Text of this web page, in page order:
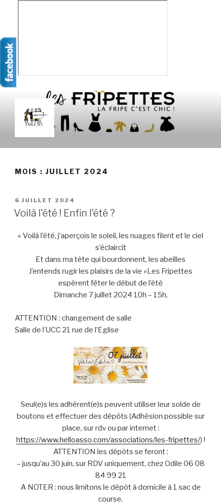
contenu
LES FRIPETTES
MOIS : JUILLET 2024
PUBLIÉ
LE
6 JUILLET 2024
Voilà l’été ! Enfin l’été ?
« Voilà l’été, j’aperçois le soleil, les nuages filent et le ciel
s’éclaircit
Et dans ma tête qui bourdonnent, les abeilles
J’entends rugir les plaisirs de la vie »Les Fripettes
espèrent fêter le début de l’été
Dimanche 7 juillet 2024 10h – 15h,
ATTENTION : changement de salle
Salle de l’UCC 21 rue de l’Eglise
Seul(e)s les adhérent(e)s peuvent utiliser leur solde de
boutons et effectuer des dépôts (Adhésion possible sur
place, sur rdv ou par internet :
https://www.helloasso.com/associations/les-fripettes/) !
ATTENTION les dépôts se feront :
– jusqu’au 30 juin, sur RDV uniquement, chez Odile 06 08
84 99 21
A NOTER : nous limitons le dépôt à domicile à 1 sac de
course.